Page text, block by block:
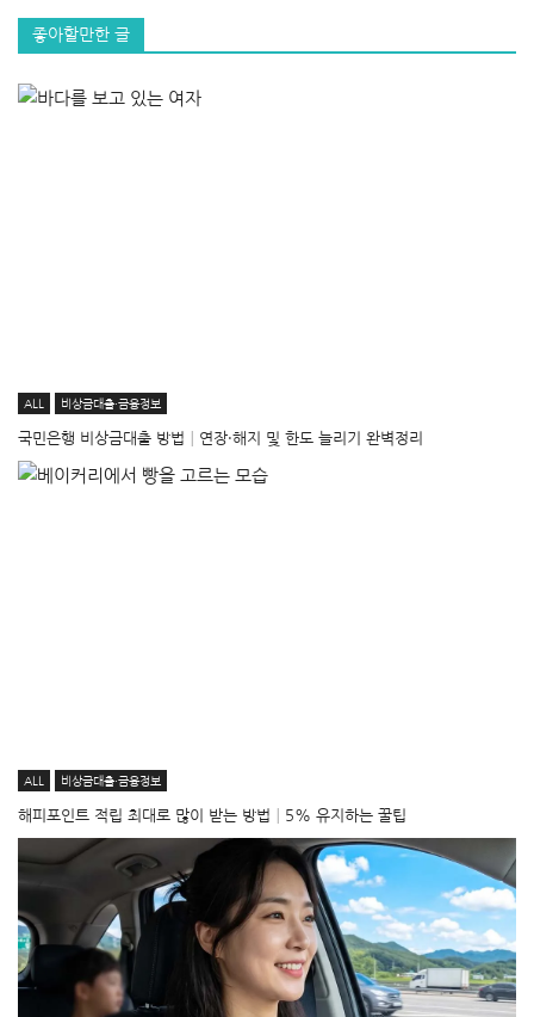
좋아할만한 글
ALL 비상금대출·금융정보
국민은행 비상금대출 방법│연장·해지 및 한도 늘리기 완벽정리
ALL 비상금대출·금융정보
해피포인트 적립 최대로 많이 받는 방법│5% 유지하는 꿀팁